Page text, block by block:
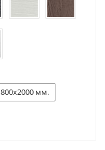
800x2000 мм.